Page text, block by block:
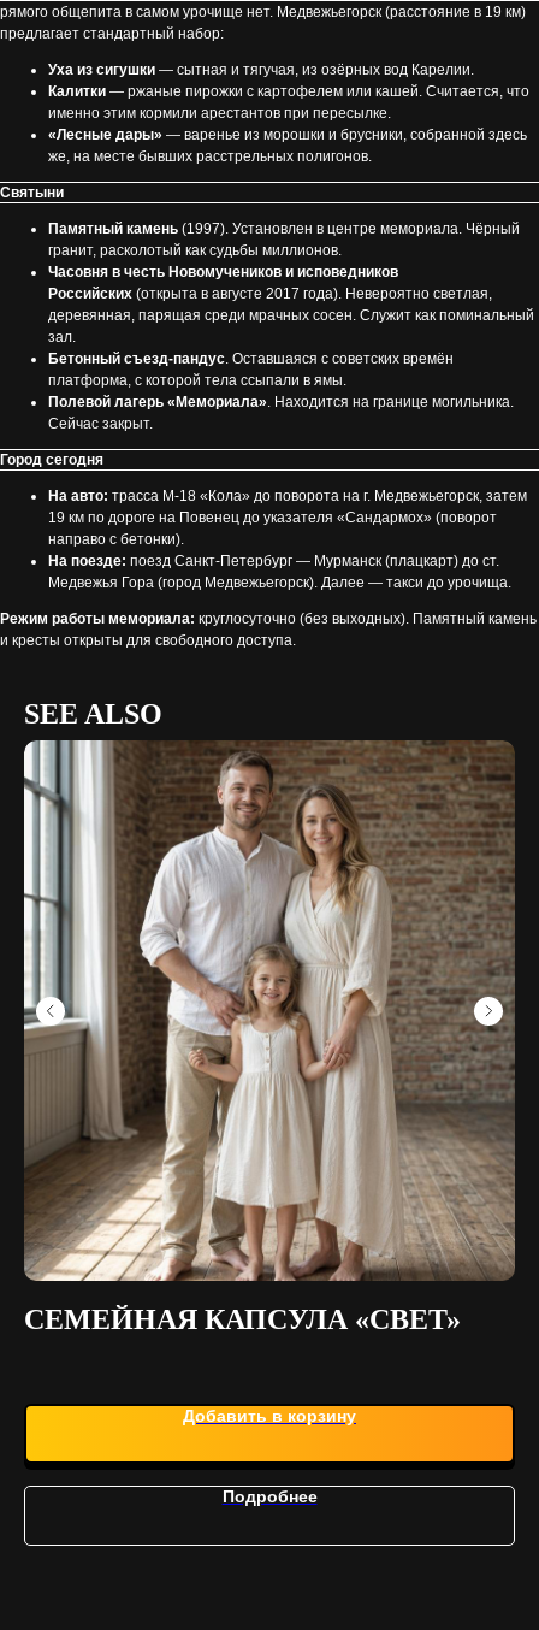
рямого общепита в самом урочище нет. Медвежьегорск (расстояние в 19 км)
предлагает стандартный набор:
Уха из сигушки — сытная и тягучая, из озёрных вод Карелии.
Калитки — ржаные пирожки с картофелем или кашей. Считается, что
именно этим кормили арестантов при пересылке.
«Лесные дары» — варенье из морошки и брусники, собранной здесь
же, на месте бывших расстрельных полигонов.
Святыни
Памятный камень (1997). Установлен в центре мемориала. Чёрный
гранит, расколотый как судьбы миллионов.
Часовня в честь Новомучеников и исповедников
Российских (открыта в августе 2017 года). Невероятно светлая,
деревянная, парящая среди мрачных сосен. Служит как поминальный
зал.
Бетонный съезд-пандус. Оставшаяся с советских времён
платформа, с которой тела ссыпали в ямы.
Полевой лагерь «Мемориала». Находится на границе могильника.
Сейчас закрыт.
Город сегодня
На авто: трасса М-18 «Кола» до поворота на г. Медвежьегорск, затем
19 км по дороге на Повенец до указателя «Сандармох» (поворот
направо с бетонки).
На поезде: поезд Санкт-Петербург — Мурманск (плацкарт) до ст.
Медвежья Гора (город Медвежьегорск). Далее — такси до урочища.
Режим работы мемориала: круглосуточно (без выходных). Памятный камень
и кресты открыты для свободного доступа.
SEE ALSO
СЕМЕЙНАЯ КАПСУЛА «СВЕТ»
Добавить в корзину
Подробнее